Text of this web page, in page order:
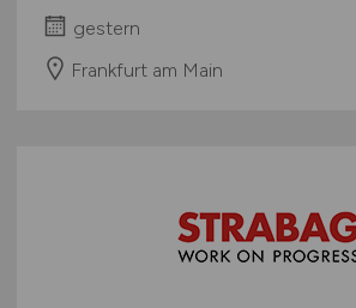
gestern
Frankfurt am Main